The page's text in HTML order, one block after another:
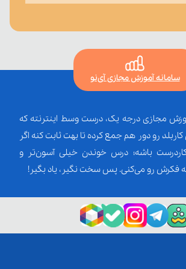
سامانه آموزش مجازی آی‌نو
مجازی درجه یک، درست وسط اینترنته که
رو دور هم جمع کرده تا بهت ثابت کنه اگر
باشه؛ درس خوندن خیلی آسون‌تر و
که فکرش رو می‌کنی. پس سخت نگیر، یاد بگیر!